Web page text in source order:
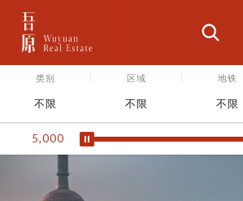
类别
不限
区域
不限
地铁
不限
5,000